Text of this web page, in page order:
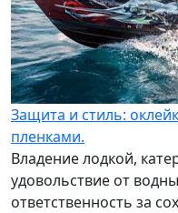
Защита и стиль:
пленками.
Владение лодкой,
удовольствие от
ответственность за